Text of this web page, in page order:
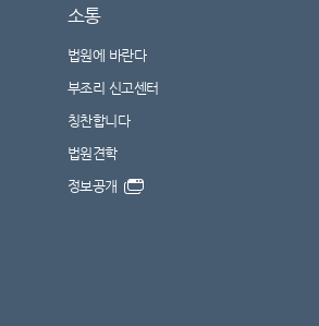
소통
법원에 바란다
부조리 신고센터
칭찬합니다
법원견학
정보공개